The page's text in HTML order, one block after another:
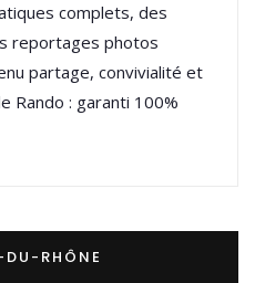
complets, des
reportages photos
partage, convivialité et
Rando : garanti 100%
RHÔNE